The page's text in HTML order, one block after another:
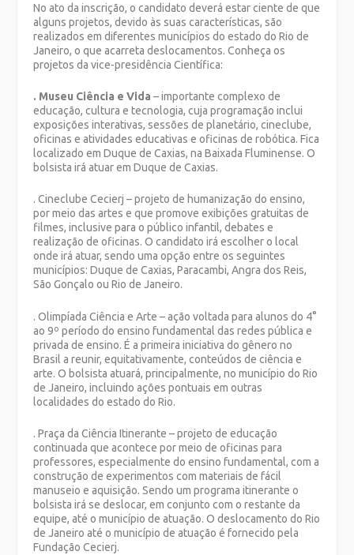
No ato da inscrição, o candidato deverá estar ciente de que
alguns projetos, devido às suas características, são
realizados em diferentes municípios do estado do Rio de
Janeiro, o que acarreta deslocamentos. Conheça os
projetos da vice-presidência Científica:
. Museu Ciência e Vida – importante complexo de
educação, cultura e tecnologia, cuja programação inclui
exposições interativas, sessões de planetário, cineclube,
oficinas e atividades educativas e oficinas de robótica. Fica
localizado em Duque de Caxias, na Baixada Fluminense. O
bolsista irá atuar em Duque de Caxias.
. Cineclube Cecierj – projeto de humanização do ensino,
por meio das artes e que promove exibições gratuitas de
filmes, inclusive para o público infantil, debates e
realização de oficinas. O candidato irá escolher o local
onde irá atuar, sendo uma opção entre os seguintes
municípios: Duque de Caxias, Paracambi, Angra dos Reis,
São Gonçalo ou Rio de Janeiro.
. Olimpíada Ciência e Arte – ação voltada para alunos do 4°
ao 9º período do ensino fundamental das redes pública e
privada de ensino. É a primeira iniciativa do gênero no
Brasil a reunir, equitativamente, conteúdos de ciência e
arte. O bolsista atuará, principalmente, no município do Rio
de Janeiro, incluindo ações pontuais em outras
localidades do estado do Rio.
. Praça da Ciência Itinerante – projeto de educação
continuada que acontece por meio de oficinas para
professores, especialmente do ensino fundamental, com a
construção de experimentos com materiais de fácil
manuseio e aquisição. Sendo um programa itinerante o
bolsista irá se deslocar, em conjunto com o restante da
equipe, até o município de atuação. O deslocamento do Rio
de Janeiro até o município de atuação é fornecido pela
Fundação Cecierj.